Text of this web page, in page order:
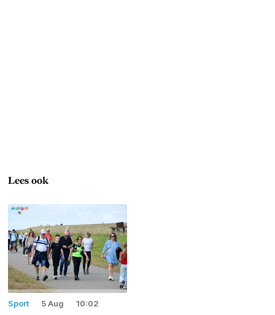
Lees ook
Sport 5 Aug 10:02